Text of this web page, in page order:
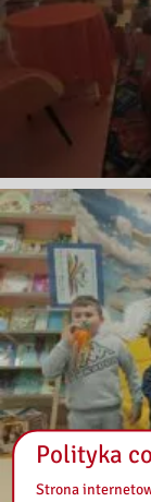
Polityka
Strona